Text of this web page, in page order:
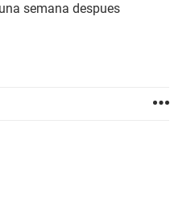
semana despues